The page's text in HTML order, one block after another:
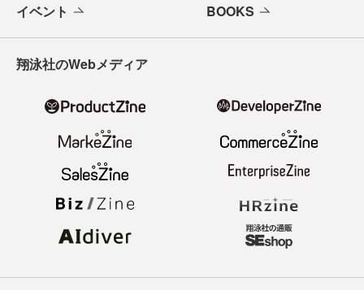
イベント BOOKS
翔泳社のWebメディア